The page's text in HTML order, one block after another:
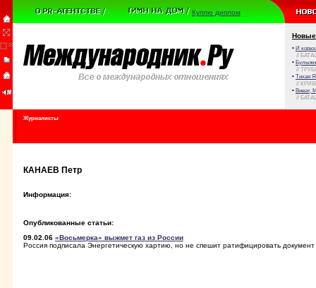
Куплю диплом
Новые
• И
//
•
//
• Тихая
//
• Виват,
//
Журналисты
КАНАЕВ Петр
Информация:
Опубликованные статьи:
09.02.06 «Восьмерка» выжмет газ из России
Россия подписала Энергетическую хартию, но не спешит ратифицировать документ